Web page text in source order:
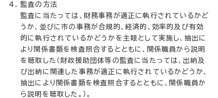
監査の方法
監査に当たっては、財務事務が適正に執行されているかど
うか、並びに市の事務が合規的、経済的、効率的及び有効
的に執行されているかどうかを主眼として実施し、抽出に
より関係書類を検査照合するとともに、関係職員から説明
を聴取した（財政援助団体等の監査に当たっては、出納及
び出納に関連した事務が適正に執行されているかどうか、
抽出により関係書類を検査照合するとともに、関係職員か
ら説明を聴取した。）。